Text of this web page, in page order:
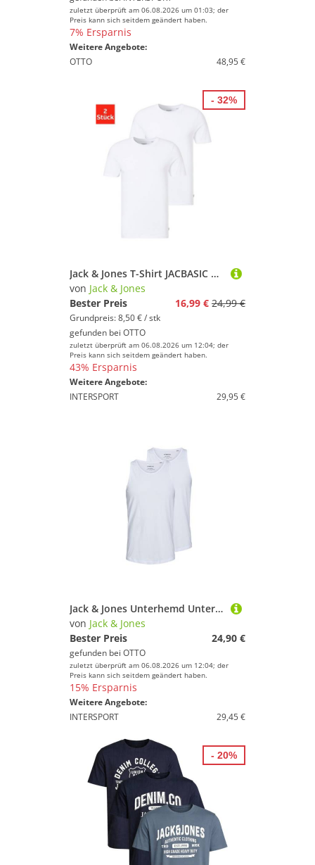
zuletzt überprüft am 06.08.2026 um 01:03; der
Preis kann sich seitdem geändert haben.
7% Ersparnis
Weitere Angebote:
OTTO
48,95 €
Jack & Jones T-Shirt JACBASIC mit Rippbündchen und angenehmem Tragekomfort (2er-Pack) unifarben, modisch, regular fit, Baumwolle, Rundhals
von Jack & Jones
Bester Preis
16,99 € 24,99 €
Grundpreis: 8,50 € / stk
gefunden bei OTTO
zuletzt überprüft am 06.08.2026 um 12:04; der
Preis kann sich seitdem geändert haben.
43% Ersparnis
Weitere Angebote:
INTERSPORT
29,95 €
- 32%
Jack & Jones Unterhemd Unterhemd im 2er PAck
von Jack & Jones
Bester Preis
24,90 €
gefunden bei OTTO
zuletzt überprüft am 06.08.2026 um 12:04; der
Preis kann sich seitdem geändert haben.
15% Ersparnis
Weitere Angebote:
INTERSPORT
29,45 €
- 20%